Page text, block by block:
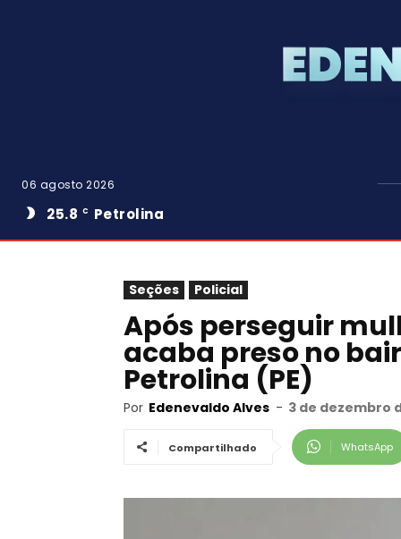
06 agosto 2026
25.8 C Petrolina
Seções Policial
Após perseguir
acaba preso no
Petrolina (PE)
Por Edenevaldo Alves - 3 de dezembro
Compartilhado WhatsApp